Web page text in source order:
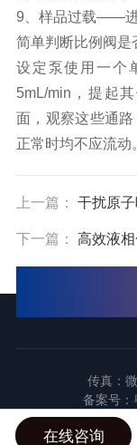
9
样品过载——
简单判断比例阀是
设定泵使用一个
5mL/min ，提起
面，观察这些通路
正常时均不应流动
上一篇： 干扰原
下一篇： 高效液
传真：
备案号：
2024东莞
在线咨询